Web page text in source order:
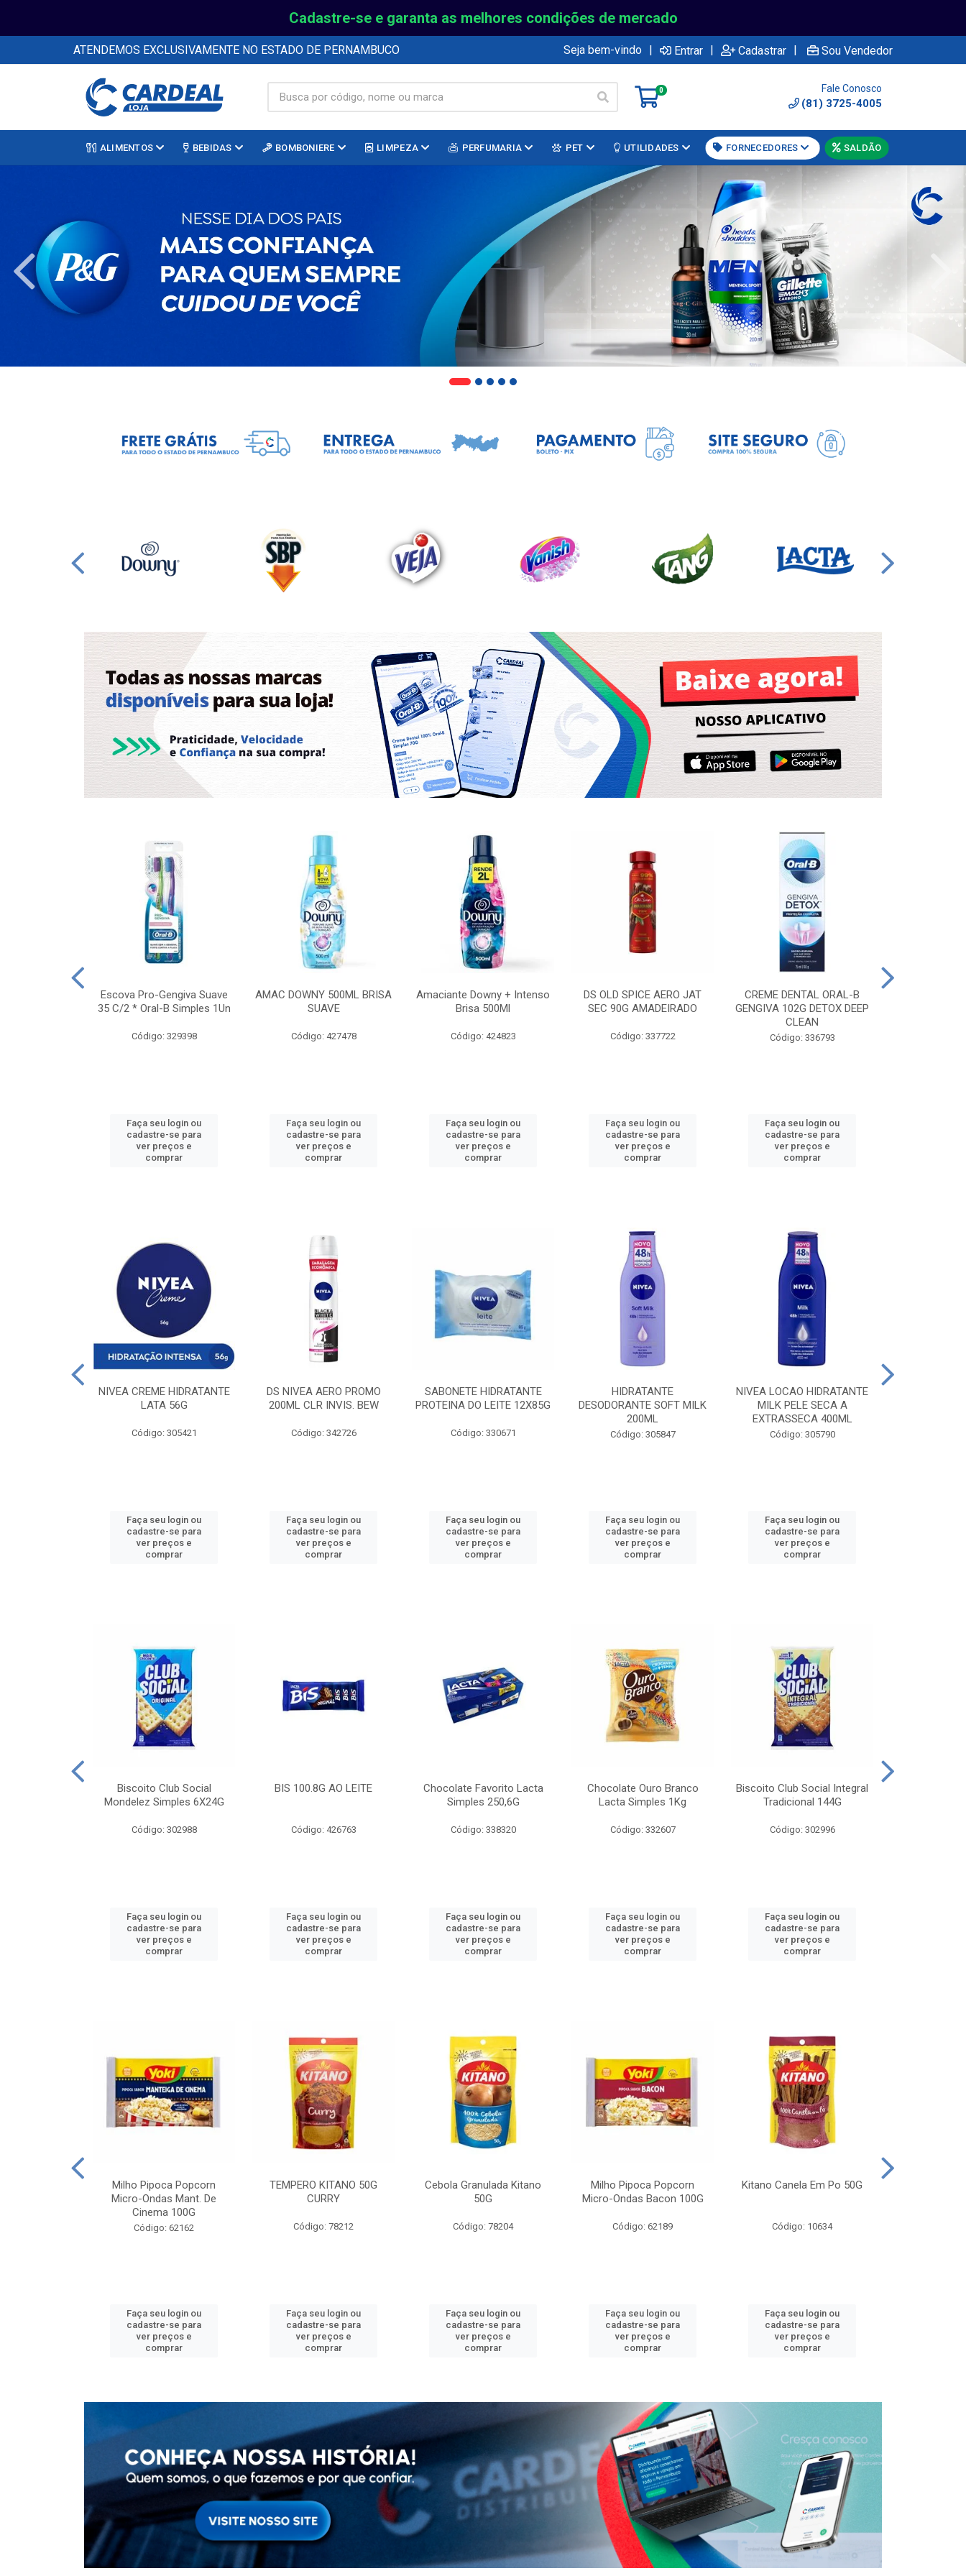
Cadastre-se e garanta as melhores condições de mercado
ATENDEMOS EXCLUSIVAMENTE NO ESTADO DE PERNAMBUCO Seja bem-vindo | Entrar | Cadastrar | Sou Vendedor
0 Fale Conosco
(81) 3725-4005
ALIMENTOS BEBIDAS BOMBONIERE LIMPEZA PERFUMARIA PET UTILIDADES FORNECEDORES SALDÃO
Escova Pro-Gengiva Suave
35 C/2 * Oral-B Simples 1Un
Código: 329398
Faça seu login ou
cadastre-se para
ver preços e
comprar
AMAC DOWNY 500ML BRISA
SUAVE
Código: 427478
Faça seu login ou
cadastre-se para
ver preços e
comprar
Amaciante Downy + Intenso
Brisa 500Ml
Código: 424823
Faça seu login ou
cadastre-se para
ver preços e
comprar
DS OLD SPICE AERO JAT
SEC 90G AMADEIRADO
Código: 337722
Faça seu login ou
cadastre-se para
ver preços e
comprar
CREME DENTAL ORAL-B
GENGIVA 102G DETOX DEEP
CLEAN
Código: 336793
Faça seu login ou
cadastre-se para
ver preços e
comprar
NIVEA CREME HIDRATANTE
LATA 56G
Código: 305421
Faça seu login ou
cadastre-se para
ver preços e
comprar
DS NIVEA AERO PROMO
200ML CLR INVIS. BEW
Código: 342726
Faça seu login ou
cadastre-se para
ver preços e
comprar
SABONETE HIDRATANTE
PROTEINA DO LEITE 12X85G
Código: 330671
Faça seu login ou
cadastre-se para
ver preços e
comprar
HIDRATANTE
DESODORANTE SOFT MILK
200ML
Código: 305847
Faça seu login ou
cadastre-se para
ver preços e
comprar
NIVEA LOCAO HIDRATANTE
MILK PELE SECA A
EXTRASSECA 400ML
Código: 305790
Faça seu login ou
cadastre-se para
ver preços e
comprar
Biscoito Club Social
Mondelez Simples 6X24G
Código: 302988
Faça seu login ou
cadastre-se para
ver preços e
comprar
BIS 100.8G AO LEITE
Código: 426763
Faça seu login ou
cadastre-se para
ver preços e
comprar
Chocolate Favorito Lacta
Simples 250,6G
Código: 338320
Faça seu login ou
cadastre-se para
ver preços e
comprar
Chocolate Ouro Branco
Lacta Simples 1Kg
Código: 332607
Faça seu login ou
cadastre-se para
ver preços e
comprar
Biscoito Club Social Integral
Tradicional 144G
Código: 302996
Faça seu login ou
cadastre-se para
ver preços e
comprar
Milho Pipoca Popcorn
Micro-Ondas Mant. De
Cinema 100G
Código: 62162
Faça seu login ou
cadastre-se para
ver preços e
comprar
TEMPERO KITANO 50G
CURRY
Código: 78212
Faça seu login ou
cadastre-se para
ver preços e
comprar
Cebola Granulada Kitano
50G
Código: 78204
Faça seu login ou
cadastre-se para
ver preços e
comprar
Milho Pipoca Popcorn
Micro-Ondas Bacon 100G
Código: 62189
Faça seu login ou
cadastre-se para
ver preços e
comprar
Kitano Canela Em Po 50G
Código: 10634
Faça seu login ou
cadastre-se para
ver preços e
comprar